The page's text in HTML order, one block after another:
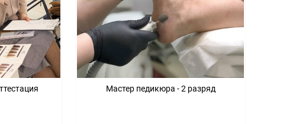
Мастер педикюра - 2 разряд